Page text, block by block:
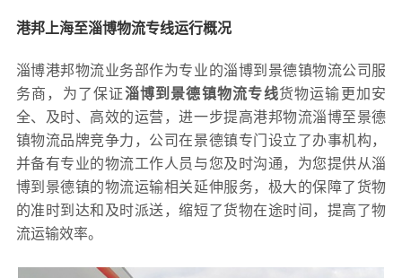
港邦上海至淄博物流专线运行概况
淄博港邦物流业务部作为专业的淄博到景德镇物流公司服
务商，为了保证淄博到景德镇物流专线货物运输更加安
全、及时、高效的运营，进一步提高港邦物流淄博至景德
镇物流品牌竞争力，公司在景德镇专门设立了办事机构，
并备有专业的物流工作人员与您及时沟通，为您提供从淄
博到景德镇的物流运输相关延伸服务，极大的保障了货物
的准时到达和及时派送，缩短了货物在途时间，提高了物
流运输效率。